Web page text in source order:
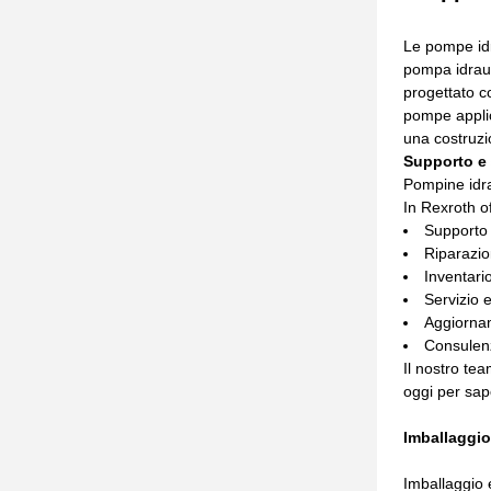
Le pompe
pompa
progettato
pompe
una
Supporto e
Pompine
In Rexroth
Servizio
Il nostro
oggi per
Imballaggio